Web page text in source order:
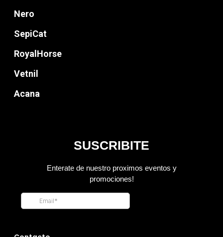
Nero
SepiCat
RoyalHorse
Vetnil
Acana